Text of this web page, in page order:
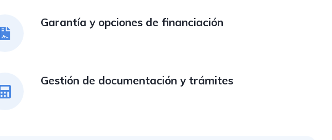
Garantía y opciones de financiación
Gestión de documentación y trámites